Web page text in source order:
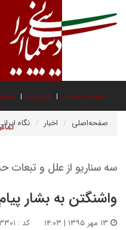
صفحه نخست درباره ما
صفحه‌اصلی اخبار نگاه
سه سناریو از علل و تبعات
واشنگتن به بشار
کد : ۱۹۶۳۳۰۱